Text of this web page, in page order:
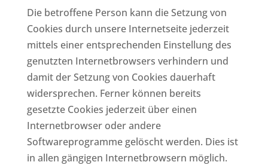
Die betroffene Person kann die Setzung von
Cookies durch unsere Internetseite jederzeit
mittels einer entsprechenden Einstellung des
genutzten Internetbrowsers verhindern und
damit der Setzung von Cookies dauerhaft
widersprechen. Ferner können bereits
gesetzte Cookies jederzeit über einen
Internetbrowser oder andere
Softwareprogramme gelöscht werden. Dies ist
in allen gängigen Internetbrowsern möglich.